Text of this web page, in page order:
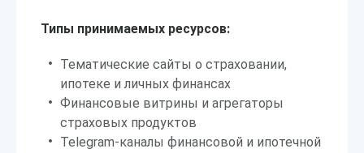
Типы принимаемых ресурсов:
Тематические сайты о страховании,
ипотеке и личных финансах
Финансовые витрины и агрегаторы
страховых продуктов
Telegram-каналы финансовой и ипотечной